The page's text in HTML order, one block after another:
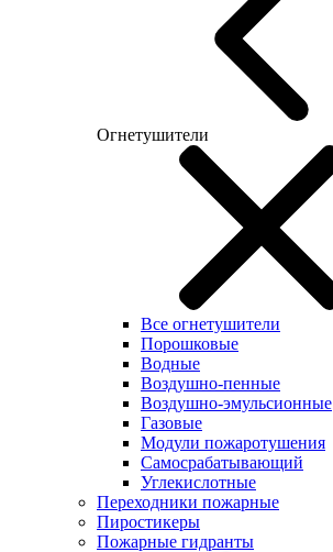
Огнетушители
Все огнетушители
Порошковые
Водные
Воздушно-пенные
Воздушно-эмульсионные
Газовые
Модули пожаротушения
Самосрабатывающий
Углекислотные
Переходники пожарные
Пиростикеры
Пожарные гидранты